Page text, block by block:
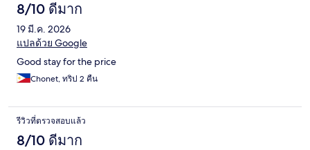
8/10 ดีมาก
19 มี.ค. 2026
แปลด้วย Google
Good stay for the price
Chonet, ทริป 2 คืน
รีวิวที่ตรวจสอบแล้ว
8/10 ดีมาก